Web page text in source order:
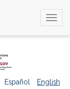
Español English